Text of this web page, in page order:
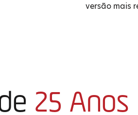
versão mais
25 Anos